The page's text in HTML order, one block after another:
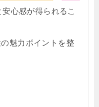
心感が得られるこ
魅力ポイントを整